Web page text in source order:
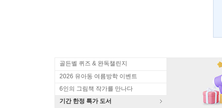
골든벨 퀴즈 & 완독챌린지
2026 유아동 여름방학 이벤트
6인의 그림책 작가를 만나다
기간 한정 특가 도서